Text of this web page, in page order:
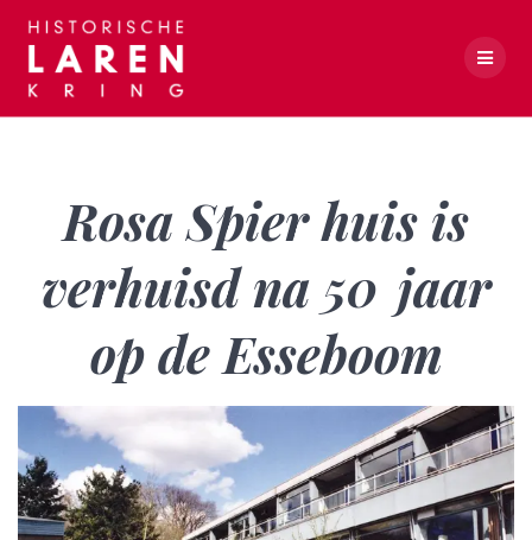
Rosa Spier huis is
verhuisd na 50 jaar
op de Esseboom